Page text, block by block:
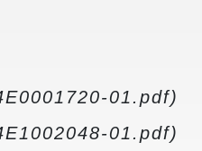
01.pdf)
01.pdf)